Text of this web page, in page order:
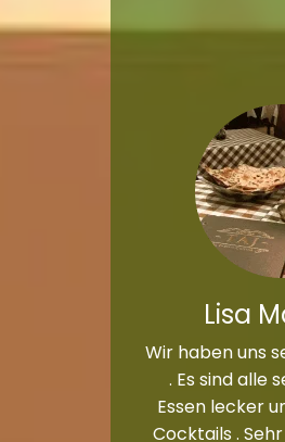
Lisa
Wir haben uns
. Es sind alle
Essen lecker
Cocktails .